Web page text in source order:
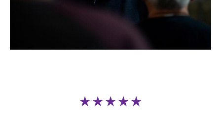
★★★★★